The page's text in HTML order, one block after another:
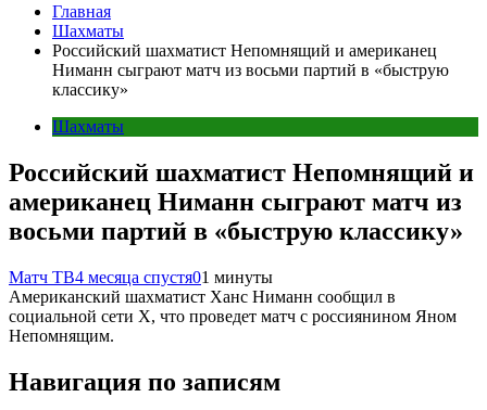
Главная
Шахматы
Российский шахматист Непомнящий и американец
Ниманн сыграют матч из восьми партий в «быструю
классику»
Шахматы
Российский шахматист Непомнящий и
американец Ниманн сыграют матч из
восьми партий в «быструю классику»
Матч ТВ4 месяца спустя01 минуты
Американский шахматист Ханс Ниманн сообщил в
социальной сети Х, что проведет матч с россиянином Яном
Непомнящим.
Навигация по записям